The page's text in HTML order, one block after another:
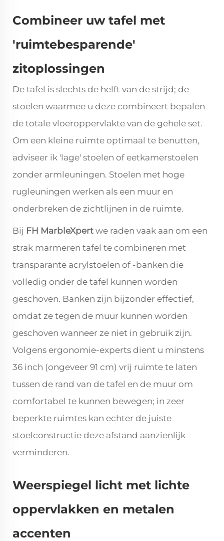
Combineer uw tafel met
'ruimtebesparende'
zitoplossingen
De tafel is slechts de helft van de strijd; de
stoelen waarmee u deze combineert bepalen
de totale vloeroppervlakte van de gehele set.
Om een kleine ruimte optimaal te benutten,
adviseer ik 'lage' stoelen of eetkamerstoelen
zonder armleuningen. Stoelen met hoge
rugleuningen werken als een muur en
onderbreken de zichtlijnen in de ruimte.
Bij FH MarbleXpert we raden vaak aan om een
strak marmeren tafel te combineren met
transparante acrylstoelen of -banken die
volledig onder de tafel kunnen worden
geschoven. Banken zijn bijzonder effectief,
omdat ze tegen de muur kunnen worden
geschoven wanneer ze niet in gebruik zijn.
Volgens ergonomie-experts dient u minstens
36 inch (ongeveer 91 cm) vrij ruimte te laten
tussen de rand van de tafel en de muur om
comfortabel te kunnen bewegen; in zeer
beperkte ruimtes kan echter de juiste
stoelconstructie deze afstand aanzienlijk
verminderen.
Weerspiegel licht met lichte
oppervlakken en metalen
accenten